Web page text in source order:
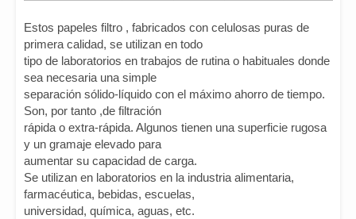
Estos papeles filtro , fabricados con celulosas puras de
primera calidad, se utilizan en todo
tipo de laboratorios en trabajos de rutina o habituales donde
sea necesaria una simple
separación sólido-líquido con el máximo ahorro de tiempo.
Son, por tanto ,de filtración
rápida o extra-rápida. Algunos tienen una superficie rugosa
y un gramaje elevado para
aumentar su capacidad de carga.
Se utilizan en laboratorios en la industria alimentaria,
farmacéutica, bebidas, escuelas,
universidad, química, aguas, etc.